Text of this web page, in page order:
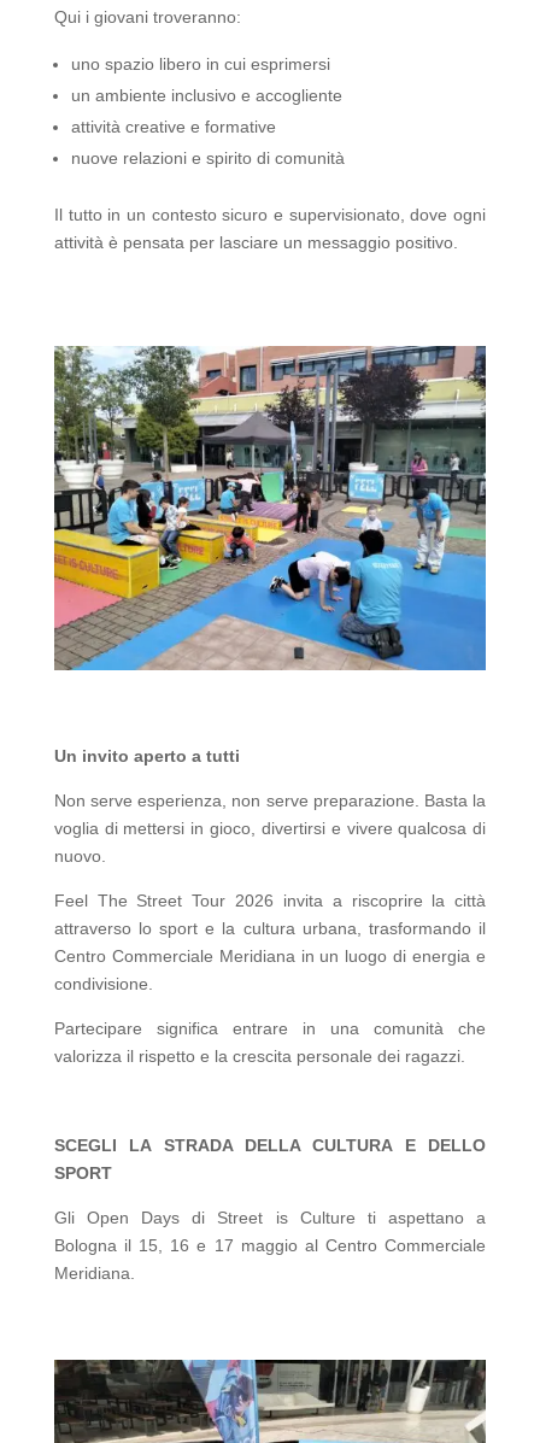
Qui i giovani troveranno:
uno spazio libero in cui esprimersi
un ambiente inclusivo e accogliente
attività creative e formative
nuove relazioni e spirito di comunità
Il tutto in un contesto sicuro e supervisionato, dove ogni
attività è pensata per lasciare un messaggio positivo.
Un invito aperto a tutti
Non serve esperienza, non serve preparazione. Basta la
voglia di mettersi in gioco, divertirsi e vivere qualcosa di
nuovo.
Feel The Street Tour 2026 invita a riscoprire la città
attraverso lo sport e la cultura urbana, trasformando il
Centro Commerciale Meridiana in un luogo di energia e
condivisione.
Partecipare significa entrare in una comunità che
valorizza il rispetto e la crescita personale dei ragazzi.
SCEGLI LA STRADA DELLA CULTURA E DELLO
SPORT
Gli Open Days di Street is Culture ti aspettano a
Bologna il 15, 16 e 17 maggio al Centro Commerciale
Meridiana.